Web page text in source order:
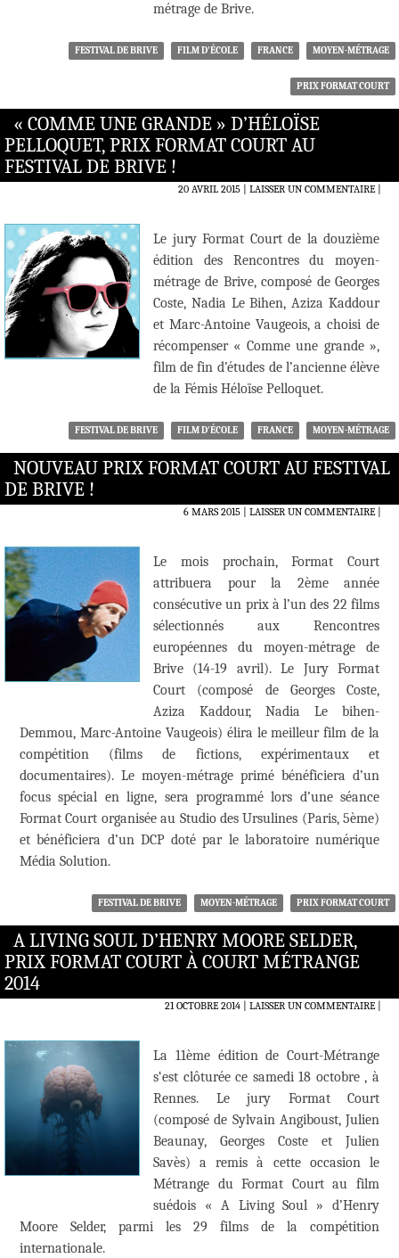
métrage de Brive.
FESTIVAL DE BRIVE FILM D'ÉCOLE FRANCE MOYEN-MÉTRAGE
PRIX FORMAT COURT
« COMME UNE GRANDE » D’HÉLOÏSE
PELLOQUET, PRIX FORMAT COURT AU
FESTIVAL DE BRIVE !
20 AVRIL 2015 LAISSER UN COMMENTAIRE|
Le jury Format Court de la douzième
édition des Rencontres du moyen­
métrage de Brive, composé de Georges
Coste, Nadia Le Bihen, Aziza Kaddour
et Marc-­Antoine Vaugeois, a choisi de
récompenser « Comme une grande »,
film de fin d’études de l’ancienne élève
de la Fémis Héloïse Pelloquet.
FESTIVAL DE BRIVE FILM D'ÉCOLE FRANCE MOYEN-MÉTRAGE
NOUVEAU PRIX FORMAT COURT AU FESTIVAL
DE BRIVE !
6 MARS 2015 LAISSER UN COMMENTAIRE|
Le mois prochain, Format Court
attribuera pour la 2ème année
consécutive un prix à l’un des 22 films
sélectionnés aux Rencontres
européennes du moyen-métrage de
Brive (14-19 avril). Le Jury Format
Court (composé de Georges Coste,
Aziza Kaddour, Nadia Le bihen-
Demmou, Marc-Antoine Vaugeois) élira le meilleur film de la
compétition (films de fictions, expérimentaux et
documentaires). Le moyen-métrage primé bénéficiera d’un
focus spécial en ligne, sera programmé lors d’une séance
Format Court organisée au Studio des Ursulines (Paris, 5ème)
et bénéficiera d’un DCP doté par le laboratoire numérique
Média Solution.
FESTIVAL DE BRIVE MOYEN-MÉTRAGE PRIX FORMAT COURT
A LIVING SOUL D’HENRY MOORE SELDER,
PRIX FORMAT COURT À COURT MÉTRANGE
2014
21 OCTOBRE 2014 LAISSER UN COMMENTAIRE|
La 11ème édition de Court-Métrange
s‘est clôturée ce samedi 18 octobre , à
Rennes. Le jury Format Court
(composé de Sylvain Angiboust, Julien
Beaunay, Georges Coste et Julien
Savès) a remis à cette occasion le
Métrange du Format Court au film
suédois « A Living Soul » d’Henry
Moore Selder, parmi les 29 films de la compétition
internationale.